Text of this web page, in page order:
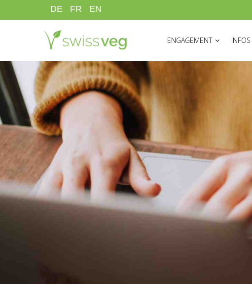
zum
DE FR EN
ENGAGEMENT
INFOS